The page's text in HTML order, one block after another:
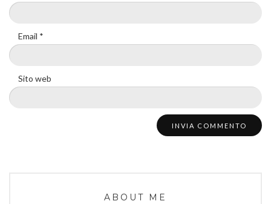
Email *
Sito web
ABOUT ME